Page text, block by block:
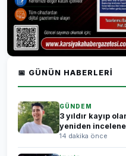
📅 GÜNÜN HABERLERI
GÜNDEM
3 yıldır kayıp
yeniden
14 dakika önce